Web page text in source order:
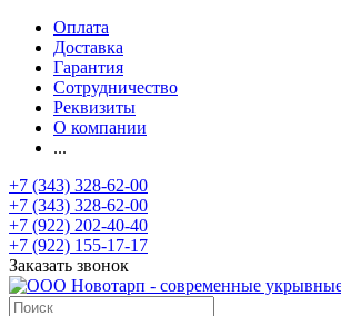
Оплата
Доставка
Гарантия
Сотрудничество
Реквизиты
О компании
...
+7 (343) 328-62-00
+7 (343) 328-62-00
+7 (922) 202-40-40
+7 (922) 155-17-17
Заказать звонок